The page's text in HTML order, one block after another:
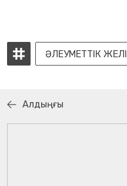
ӘЛЕУМЕТТІК ЖЕЛІ
Алдыңғы